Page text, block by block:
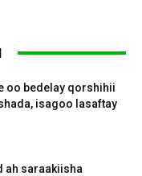
oo bedelay qorshihii
isagoo lasaftay
ah saraakiisha